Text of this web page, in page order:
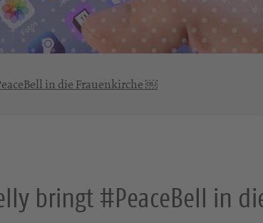
in die Frauenkirche ￼
bringt #PeaceBell in